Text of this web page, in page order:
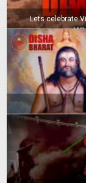
Lets celebrate